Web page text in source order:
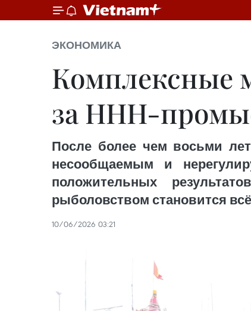
ЭКОНОМИКА
Комплексные
за ННН-
После более чем восьми
несообщаемым и
положительных
рыболовством становится
10/06/2026 03:21